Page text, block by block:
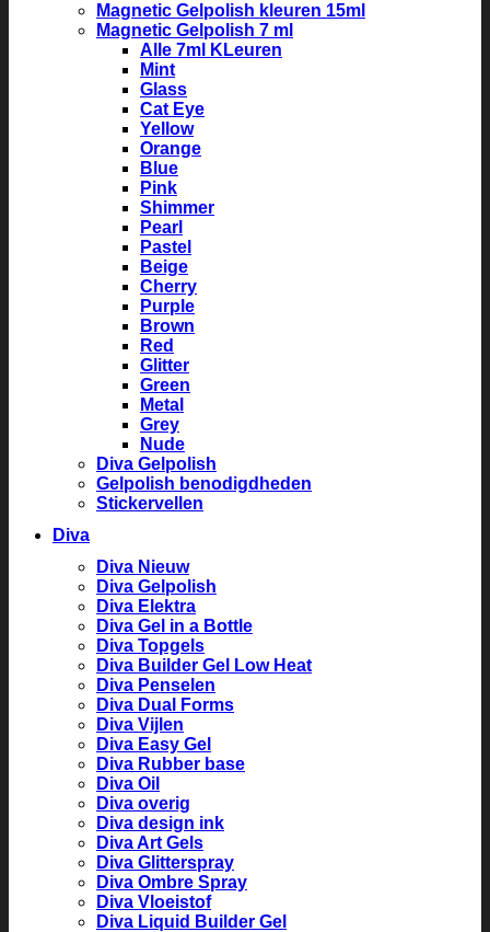
Magnetic Gelpolish kleuren 15ml
Magnetic Gelpolish 7 ml
Alle 7ml KLeuren
Mint
Glass
Cat Eye
Yellow
Orange
Blue
Pink
Shimmer
Pearl
Pastel
Beige
Cherry
Purple
Brown
Red
Glitter
Green
Metal
Grey
Nude
Diva Gelpolish
Gelpolish benodigdheden
Stickervellen
Diva
Diva Nieuw
Diva Gelpolish
Diva Elektra
Diva Gel in a Bottle
Diva Topgels
Diva Builder Gel Low Heat
Diva Penselen
Diva Dual Forms
Diva Vijlen
Diva Easy Gel
Diva Rubber base
Diva Oil
Diva overig
Diva design ink
Diva Art Gels
Diva Glitterspray
Diva Ombre Spray
Diva Vloeistof
Diva Liquid Builder Gel